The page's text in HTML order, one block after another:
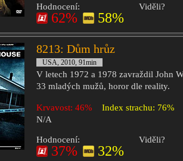
Hodnocení:
62% 58%
Viděli?
8213: Dům hrůz
USA, 2010, 91min
V letech 1972 a 1978 zavraždil John
33 mladých mužů, horor dle reality.
Krvavost: 46% Index strachu: 76%
N/A
Hodnocení:
37% 32%
Viděli?